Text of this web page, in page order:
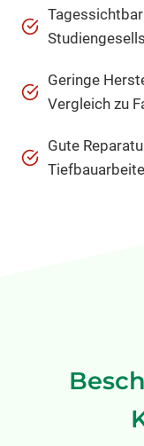
Geringe
Vergleich zu
Gute